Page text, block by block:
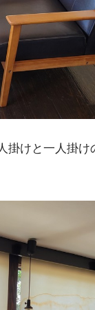
けと一人掛け